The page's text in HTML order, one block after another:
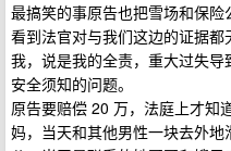
最搞笑的事原告也把雪场和保险
看到法官对与我们这边的证据
我，说是我的全责，重大过失
安全须知的问题。
原告要赔偿 20 万，法庭上才知
妈，当天和其他男性一块去外